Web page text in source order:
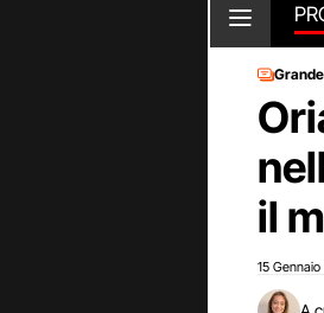
il
15